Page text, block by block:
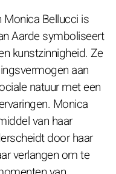
Bellucci is
Aarde symboliseert
kunstzinnigheid. Ze
aan
natuur met een
Monica
van haar
door haar
verlangen om te